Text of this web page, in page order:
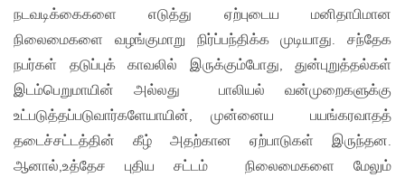
நடவடிக்கைகளை எடுத்து ஏற்புடைய மனிதாபிமான
நிலைமைகளை வழங்குமாறு நிர்ப்பந்திக்க முடியாது. சந்தேக
நபர்கள் தடுப்புக் காவலில் இருக்கும்போது, துன்புறுத்தல்கள்
இடம்பெறுமாயின் அல்லது பாலியல் வன்முறைகளுக்கு
உட்படுத்தப்படுவார்களேயாயின், முன்னைய பயங்கரவாதத்
தடைச்சட்டத்தின் கீழ் அதற்கான ஏற்பாடுகள் இருந்தன.
ஆனால்,உத்தேச புதிய சட்டம் நிலைமைகளை மேலும்